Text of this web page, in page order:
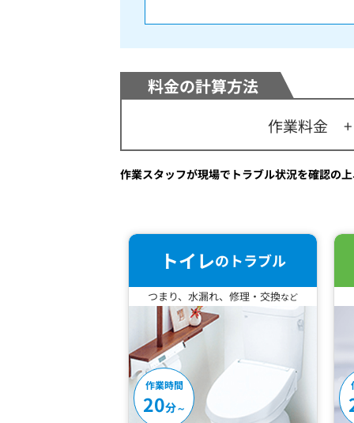
料金の計算方法
作業料金 +
作業スタッフが現場でトラブル状況を確認の
トイレのトラブル
つまり、水漏れ、修理・交換など
作業時間
20分～